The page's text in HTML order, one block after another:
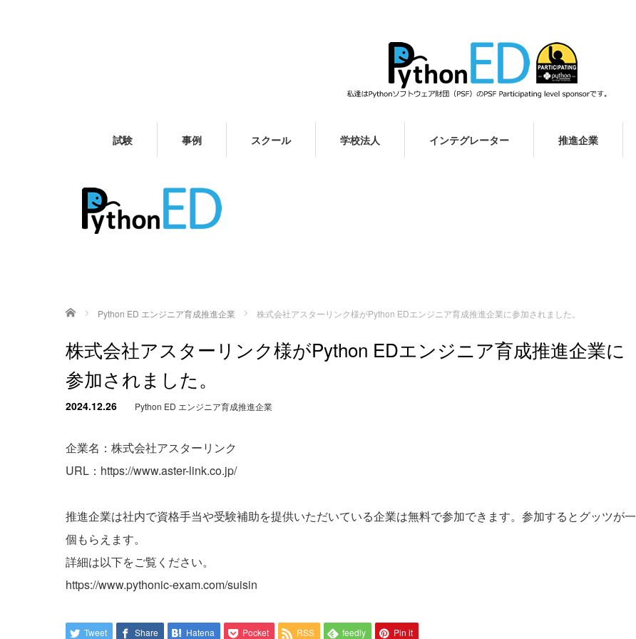
試験 事例 スクール 学校法人 インテグレーター 推進企業
ホーム Python ED エンジニア育成推進企業 株式会社アスターリンク様がPython EDエンジニア育成推進企業に参加されました。
株式会社アスターリンク様がPython EDエンジニア育成推進企業に
参加されました。
2024.12.26 Python ED エンジニア育成推進企業
企業名：株式会社アスターリンク
URL： https://www.aster-link.co.jp/
推進企業は社内で資格手当や受験補助を提供いただいている企業は無料で参加できます。参加するとグッツが一
個もらえます。
詳細は以下をご覧ください。
https://www.pythonic-exam.com/suisin
Tweet Share Hatena Pocket RSS feedly Pin it